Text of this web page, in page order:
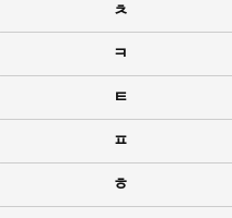
ㅊ
ㅋ
ㅌ
ㅍ
ㅎ